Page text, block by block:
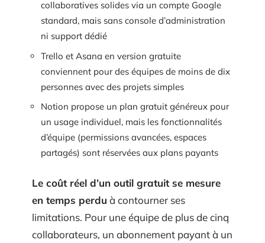
collaboratives solides via un compte Google
standard, mais sans console d’administration
ni support dédié
Trello et Asana en version gratuite
conviennent pour des équipes de moins de dix
personnes avec des projets simples
Notion propose un plan gratuit généreux pour
un usage individuel, mais les fonctionnalités
d’équipe (permissions avancées, espaces
partagés) sont réservées aux plans payants
Le coût réel d’un outil gratuit se mesure
en temps perdu à contourner ses
limitations. Pour une équipe de plus de cinq
collaborateurs, un abonnement payant à un